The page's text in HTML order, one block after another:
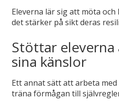
Eleverna lär sig att möta
det stärker på sikt deras
Stöttar
sina känslor
Ett annat sätt att arbeta
träna förmågan till